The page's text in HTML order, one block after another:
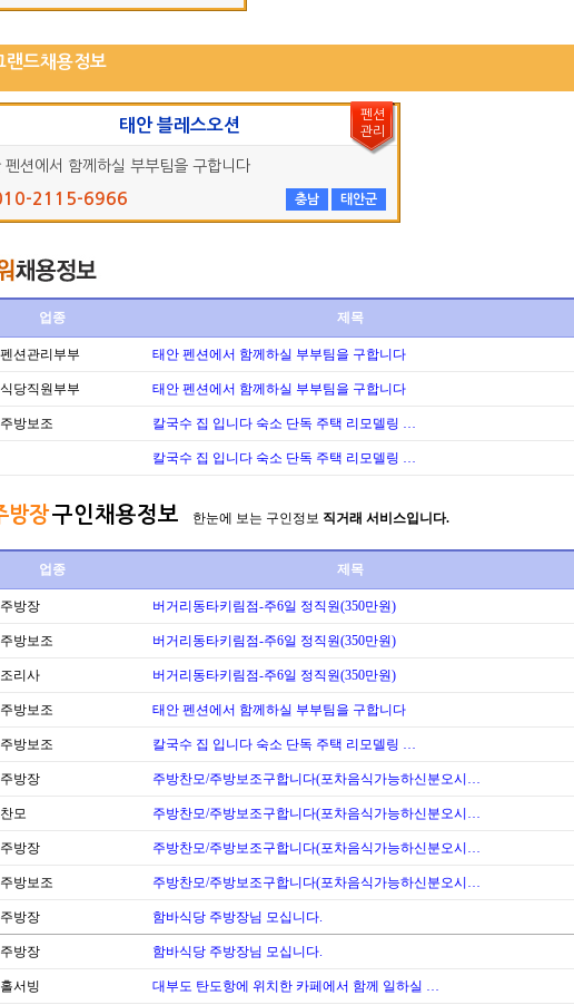
랜드채용정보
태안 블레스오션
펜션에서 함께하실 부부팀을 구합니다
2115-6966 충남 태안군
펜션
관리
업종 제목
펜션관리부부 태안 펜션에서 함께하실 부부팀을 구합니다
식당직원부부 태안 펜션에서 함께하실 부부팀을 구합니다
주방보조 칼국수 집 입니다 숙소 단독 주택 리모델링 …
칼국수 집 입니다 숙소 단독 주택 리모델링 …
방장구인채용정보 한눈에 보는 구인정보 직거래 서비스입니다.
업종 제목
주방장 버거리동타키림점-주6일 정직원(350만원)
주방보조 버거리동타키림점-주6일 정직원(350만원)
조리사 버거리동타키림점-주6일 정직원(350만원)
주방보조 태안 펜션에서 함께하실 부부팀을 구합니다
주방보조 칼국수 집 입니다 숙소 단독 주택 리모델링 …
주방장 주방찬모/주방보조구합니다(포차음식가능하신분오시…
찬모 주방찬모/주방보조구합니다(포차음식가능하신분오시…
주방장 주방찬모/주방보조구합니다(포차음식가능하신분오시…
주방보조 주방찬모/주방보조구합니다(포차음식가능하신분오시…
주방장 함바식당 주방장님 모십니다.
주방장 함바식당 주방장님 모십니다.
홀서빙 대부도 탄도항에 위치한 카페에서 함께 일하실 …